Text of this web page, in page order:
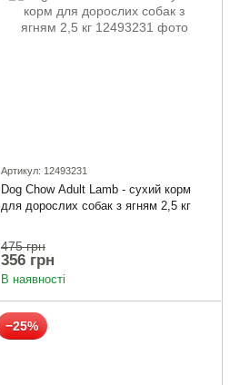
Артикул: 12493231
Dog Chow Adult Lamb - сухий корм
для дорослих собак з ягням 2,5 кг
475 грн
356 грн
В наявності
−25%